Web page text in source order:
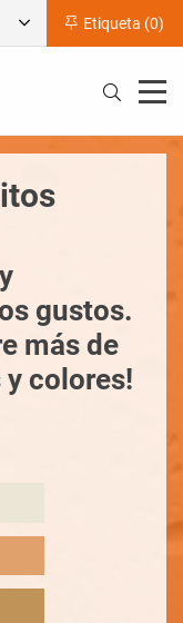
Etiqueta (0)
gustos.
más de
colores!